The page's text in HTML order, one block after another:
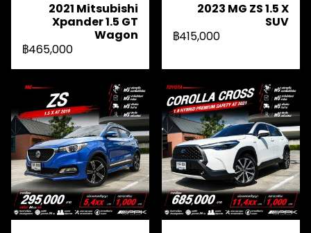
2021 Mitsubishi
Xpander 1.5 GT
Wagon
฿465,000
2023 MG ZS 1.5 X
SUV
฿415,000